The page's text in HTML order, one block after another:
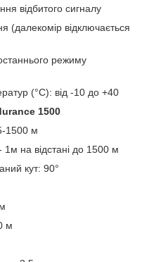
відбитого сигналу
відключається
режиму
(°C): від -10 до +40
1500
1500 м
1м на відстані до 1500 м
кут: 90°
м